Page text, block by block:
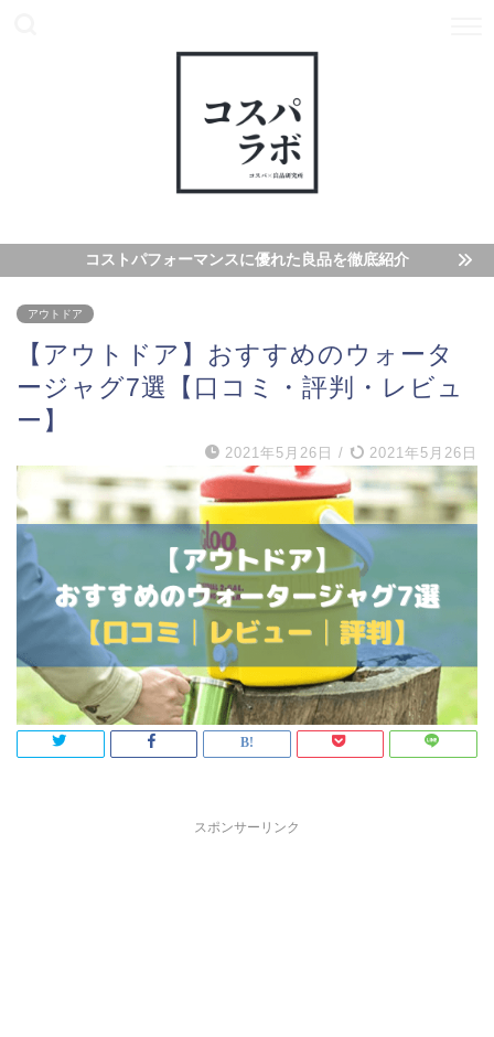
コストパフォーマンスに優れた良品を徹底紹介
アウトドア
【アウトドア】おすすめのウォータ
ージャグ7選【口コミ・評判・レビュ
ー】
2021年5月26日 / 2021年5月26日
スポンサーリンク